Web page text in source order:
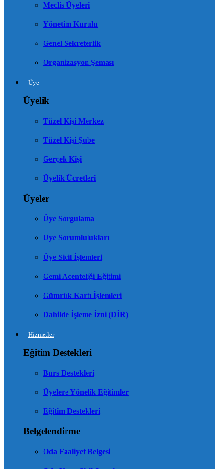
Meclis Üyeleri
Yönetim Kurulu
Genel Sekreterlik
Organizasyon Şeması
Üye
Üyelik
Tüzel Kişi Merkez
Tüzel Kişi Şube
Gerçek Kişi
Üyelik Ücretleri
Üyeler
Üye Sorgulama
Üye Sorumlulukları
Üye Sicil İşlemleri
Gemi Acenteliği Eğitimi
Gümrük Kartı İşlemleri
Dahilde İşleme İzni (DİR)
Hizmetler
Eğitim Destekleri
Burs Destekleri
Üyelere Yönelik Eğitimler
Eğitim Destekleri
Belgelendirme
Oda Faaliyet Belgesi